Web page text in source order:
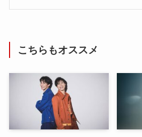
こちらもオススメ